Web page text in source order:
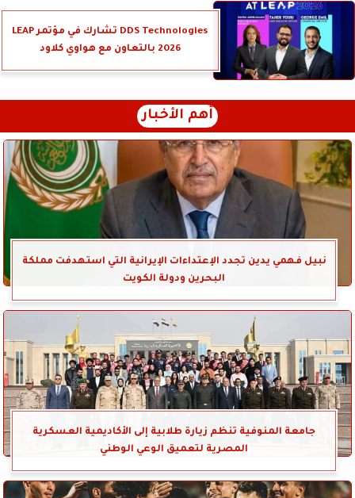
DDS Technologies تشارك في مؤتمر LEAP
2026 بالتعاون مع هواوي كلاود
أهم الأخبار
نبيل فهمي يدين تجدد الإعتداءات الإيرانية التي استهدفت مملكة
البحرين ودولة الكويت
جامعة المنوفية تنظم زيارة طلابية إلى الأكاديمية العسكرية
المصرية لتعميق الوعي الوطني